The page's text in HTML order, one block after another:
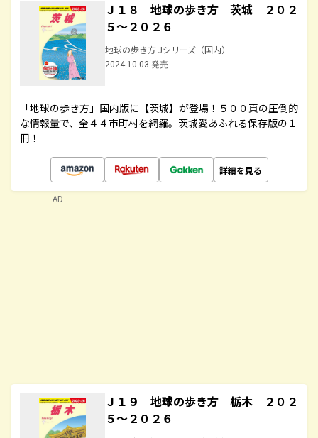
Ｊ１８ 地球の歩き方 茨城 ２０２
５～２０２６
地球の歩き方 Jシリーズ（国内）
2024.10.03 発売
「地球の歩き方」国内版に【茨城】が登場！５００頁の圧倒的
な情報量で、全４４市町村を網羅。茨城愛あふれる保存版の１
冊！
詳細を見る
Ｊ１９ 地球の歩き方 栃木 ２０２
５～２０２６
AD